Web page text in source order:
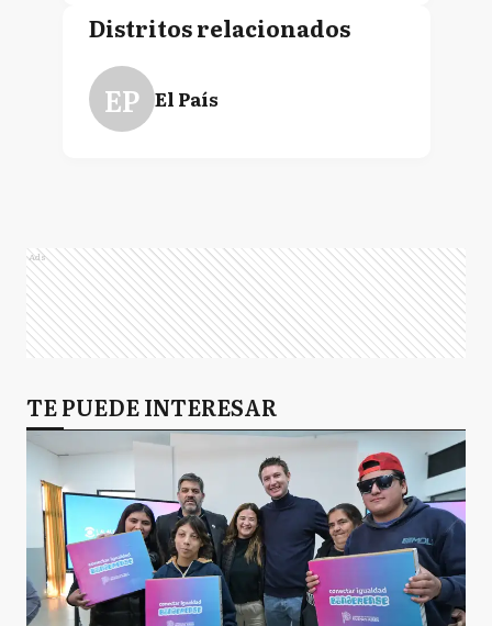
Distritos relacionados
EP El País
Ads
TE PUEDE INTERESAR